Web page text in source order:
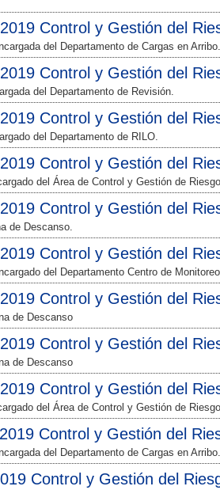
Control y Gestión del
del Departamento de Cargas en Arribo.
Control y Gestión del
del Departamento de Revisión.
Control y Gestión del
del Departamento de RILO.
Control y Gestión del
del Área de Control y Gestión de
Control y Gestión del
de Descanso.
Control y Gestión del
del Departamento Centro de
Control y Gestión del
de Descanso
Control y Gestión del
de Descanso
Control y Gestión del
del Área de Control y Gestión de
Control y Gestión del
del Departamento de Cargas en Arribo.
Control y Gestión del